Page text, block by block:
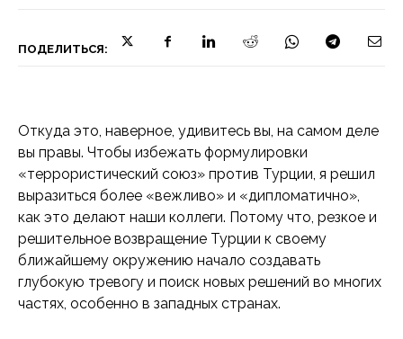
ПОДЕЛИТЬСЯ:
Откуда это, наверное, удивитесь вы, на самом деле
вы правы. Чтобы избежать формулировки
«террористический союз» против Турции, я решил
выразиться более «вежливо» и «дипломатично»,
как это делают наши коллеги. Потому что, резкое и
решительное возвращение Турции к своему
ближайшему окружению начало создавать
глубокую тревогу и поиск новых решений во многих
частях, особенно в западных странах.